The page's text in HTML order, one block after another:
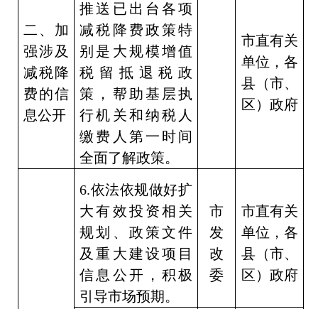
二、加
强涉及
减税降
费的信
息公开
推送已出台各项
减税降费政策特
别是大规模增值
税留抵退税政
策，帮助基层执
行机关和纳税人
缴费人第一时间
全面了解政策。
市直有关
单位，各
县（市、
区）政府
6.依法依规做好扩
大有效投资相关
规划、政策文件
及重大建设项目
信息公开，积极
引导市场预期。
市
发
改
委
市直有关
单位，各
县（市、
区）政府